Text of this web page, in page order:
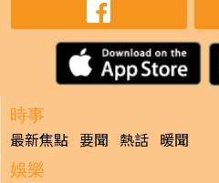
時事
最新焦點 要聞 熱話 暖聞
娛樂